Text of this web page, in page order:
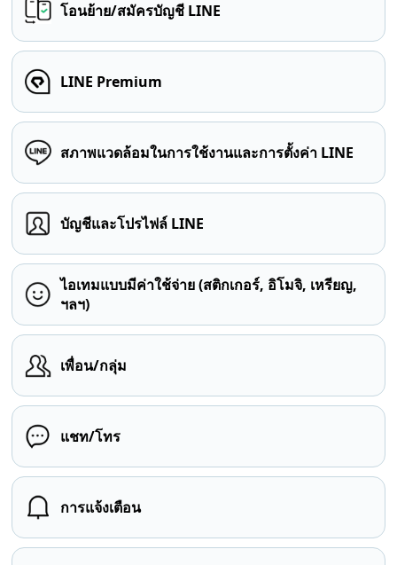
โอนย้าย/สมัครบัญชี LINE
LINE Premium
สภาพแวดล้อมในการใช้งานและการตั้งค่า LINE
บัญชีและโปรไฟล์ LINE
ไอเทมแบบมีค่าใช้จ่าย (สติกเกอร์, อิโมจิ, เหรียญ,
ฯลฯ)
เพื่อน/กลุ่ม
แชท/โทร
การแจ้งเตือน